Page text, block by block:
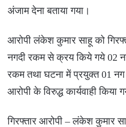
अंजाम देना बताया गया।
आरोपी लंकेश कुमार साहू को
नगदी रकम से क्रय किये गये 02
रकम तथा घटना में प्रयुक्त 01
आरोपी के विरुद्ध कार्यवाही किया
गिरफ्तार आरोपी – लंकेश कुमार